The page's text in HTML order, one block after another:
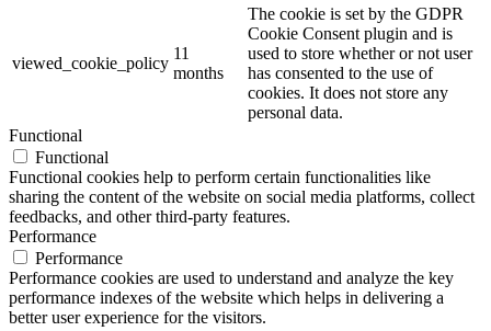
viewed_cookie_policy
11
months
The cookie is set by the GDPR
Cookie Consent plugin and is
used to store whether or not user
has consented to the use of
cookies. It does not store any
personal data.
Functional
Functional
Functional cookies help to perform certain functionalities like
sharing the content of the website on social media platforms, collect
feedbacks, and other third-party features.
Performance
Performance
Performance cookies are used to understand and analyze the key
performance indexes of the website which helps in delivering a
better user experience for the visitors.